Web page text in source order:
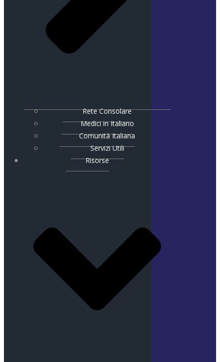
Rete Consolare
Medici in Italiano
Comunità Italiana
Servizi Utili
Risorse